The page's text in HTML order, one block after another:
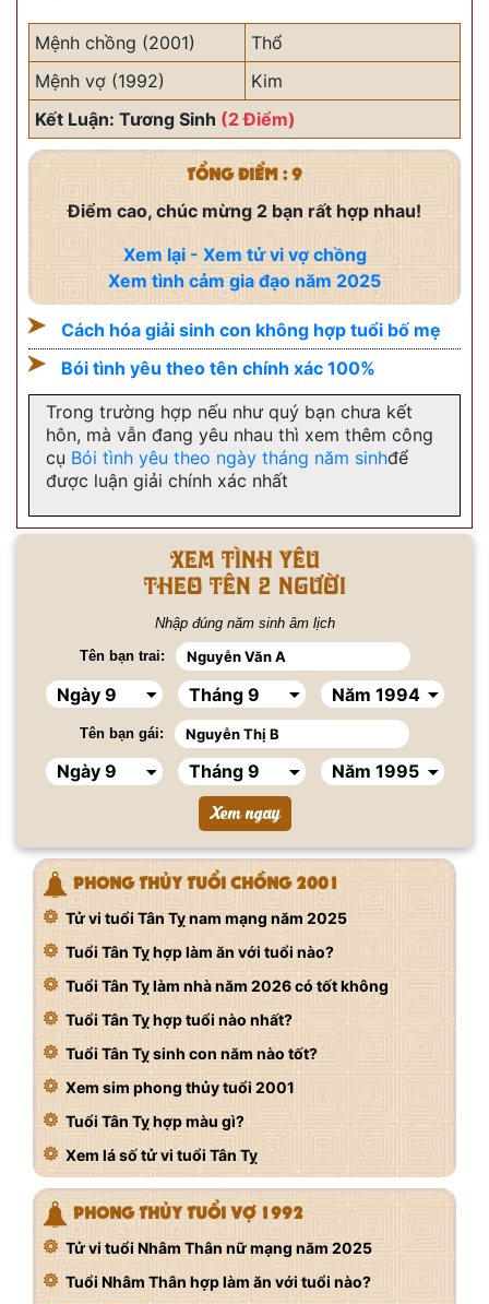
Mệnh chồng (2001)
Thổ
Mệnh vợ (1992)
Kim
Kết Luận: Tương Sinh (2 Điểm)
TỔNG ĐIỂM : 9
Điểm cao, chúc mừng 2 bạn rất hợp nhau!
Xem lại - Xem tử vi vợ chồng
Xem tình cảm gia đạo năm 2025
Cách hóa giải sinh con không hợp tuổi bố mẹ
Bói tình yêu theo tên chính xác 100%
Trong trường hợp nếu như quý bạn chưa kết
hôn, mà vẫn đang yêu nhau thì xem thêm công
cụ Bói tình yêu theo ngày tháng năm sinhđể
được luận giải chính xác nhất
Xem tình yêu
Theo tên 2 người
Nhập đúng năm sinh âm lịch
Tên bạn trai:
Tên bạn gái:
PHONG THỦY TUỔI CHỒNG 2001
Tử vi tuổi Tân Tỵ nam mạng năm 2025
Tuổi Tân Tỵ hợp làm ăn với tuổi nào?
Tuổi Tân Tỵ làm nhà năm 2026 có tốt không
Tuổi Tân Tỵ hợp tuổi nào nhất?
Tuổi Tân Tỵ sinh con năm nào tốt?
Xem sim phong thủy tuổi 2001
Tuổi Tân Tỵ hợp màu gì?
Xem lá số tử vi tuổi Tân Tỵ
PHONG THỦY TUỔI VỢ 1992
Tử vi tuổi Nhâm Thân nữ mạng năm 2025
Tuổi Nhâm Thân hợp làm ăn với tuổi nào?